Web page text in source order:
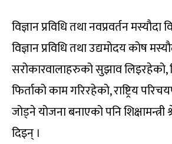
विज्ञान प्रविधि तथा नवप्रवर्तन
विज्ञान प्रविधि तथा उद्यमोदय कोष
सरोकारवालाहरुको सुझाव
फिर्ताको काम गरिरहेको, राष्ट्रिय
जोड्ने योजना बनाएको पनि शिक्षामन्त्री
दिइन् ।